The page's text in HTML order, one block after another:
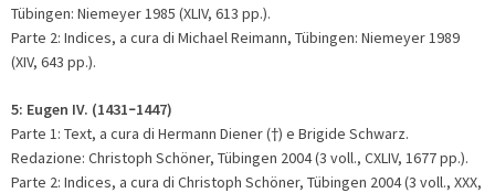
Tübingen: Niemeyer 1985 (XLIV, 613 pp.).
Parte 2: Indices, a cura di Michael Reimann, Tübingen: Niemeyer 1989
(XIV, 643 pp.).
5: Eugen IV. (1431–1447)
Parte 1: Text, a cura di Hermann Diener (†) e Brigide Schwarz.
Redazione: Christoph Schöner, Tübingen 2004 (3 voll., CXLIV, 1677 pp.).
Parte 2: Indices, a cura di Christoph Schöner, Tübingen 2004 (3 voll., XXX,